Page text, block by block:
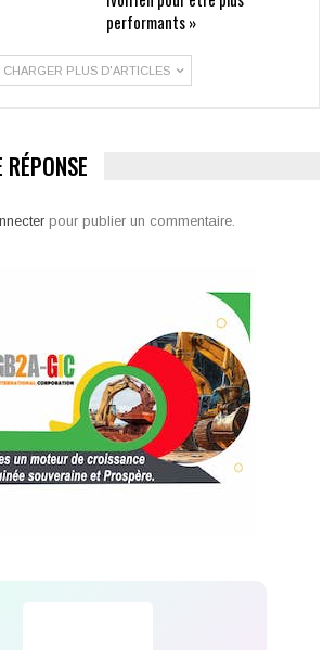
performants »
CHARGER PLUS D'ARTICLES
pour publier un commentaire.